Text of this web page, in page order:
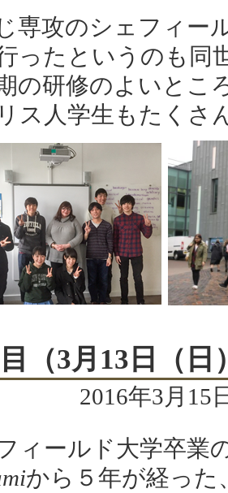
専攻のシェフィー
ったというのも
の研修のよいとこ
ス人学生もたくさ
（3月13日（日
2016年3月15
ィールド大学卒業
から５年が経った